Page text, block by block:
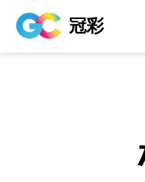
冠彩